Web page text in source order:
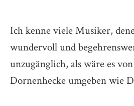
Ich kenne viele Musiker,
wundervoll und
unzugänglich, als wäre es
Dornenhecke umgeben wie